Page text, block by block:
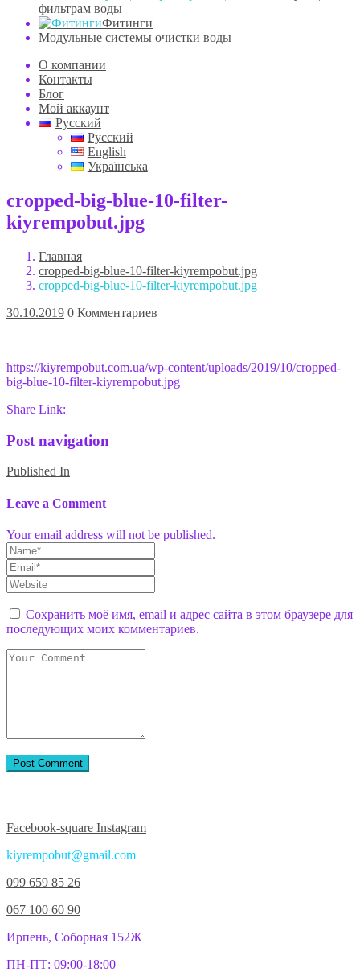
фильтрам воды
Фитинги
Модульные системы очистки воды
О компании
Контакты
Блог
Мой аккаунт
Русский
Русский
English
Українська
cropped-big-blue-10-filter-
kiyrempobut.jpg
Главная
cropped-big-blue-10-filter-kiyrempobut.jpg
cropped-big-blue-10-filter-kiyrempobut.jpg
30.10.2019 0 Комментариев
https://kiyrempobut.com.ua/wp-content/uploads/2019/10/cropped-
big-blue-10-filter-kiyrempobut.jpg
Share Link:
Post navigation
Published In
Leave a Comment
Your email address will not be published.
Сохранить моё имя, email и адрес сайта в этом браузере для
последующих моих комментариев.
Facebook-square Instagram
kiyrempobut@gmail.com
099 659 85 26
067 100 60 90
Ирпень, Соборная 152Ж
ПН-ПТ: 09:00-18:00